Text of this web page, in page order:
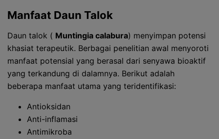
Manfaat Daun Talok
Daun talok ( Muntingia calabura) menyimpan potensi
khasiat terapeutik. Berbagai penelitian awal menyoroti
manfaat potensial yang berasal dari senyawa bioaktif
yang terkandung di dalamnya. Berikut adalah
beberapa manfaat utama yang teridentifikasi:
Antioksidan
Anti-inflamasi
Antimikroba